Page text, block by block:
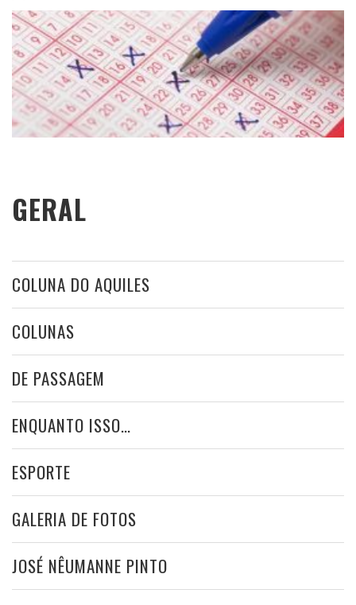
GERAL
COLUNA DO AQUILES
COLUNAS
DE PASSAGEM
ENQUANTO ISSO…
ESPORTE
GALERIA DE FOTOS
JOSÉ NÊUMANNE PINTO